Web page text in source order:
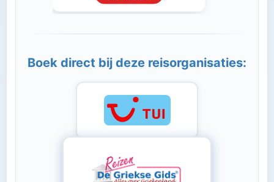
Boek direct bij deze reisorganisaties: